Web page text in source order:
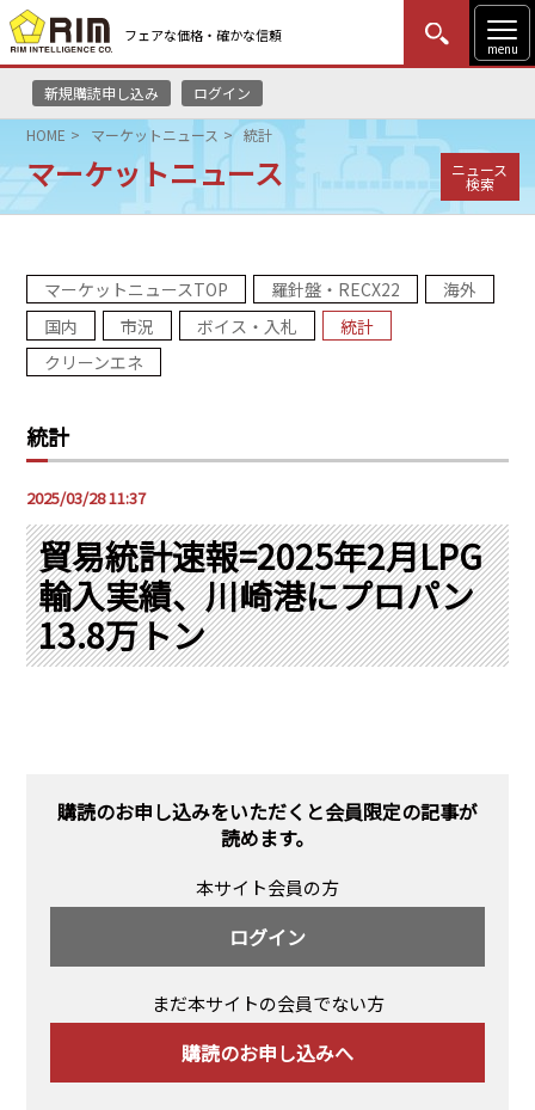
フェアな価格・確かな信頼
menu
新規購読申し込み ログイン
MENU
はじめての方
HOME
リムレポート
メソドロジー
コンサルティング
PRA原則
Q & A
会社概要
お問い合わせ
English Website
瑞姆亜太能源諮問(北京)
Rim Energy Media(韓国語)
HOME マーケットニュース 統計
マーケットニュース ニュース
検索
マーケットニュースTOP 羅針盤・RECX22
海外
国内
市況 ボイス・入札
統計
クリーンエネ
統計
2025/03/28 11:37
貿易統計速報=2025年2月LPG
輸入実績、川崎港にプロパン
13.8万トン
購読のお申し込みをいただくと会員限定の記事が
読めます。
本サイト会員の方
ログイン
まだ本サイトの会員でない方
購読のお申し込みへ